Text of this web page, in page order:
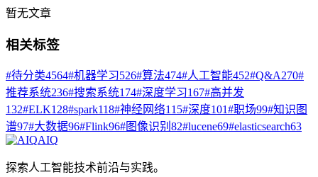
暂无文章
相关标签
#待分类4564#机器学习526#算法474#人工智能452#Q&A270#
推荐系统236#搜索系统174#深度学习167#高并发
132#ELK128#spark118#神经网络115#深度101#职场99#知识图
谱97#大数据96#Flink96#图像识别 82#lucene69#elasticsearch63
AIQ
探索人工智能技术前沿与实践。